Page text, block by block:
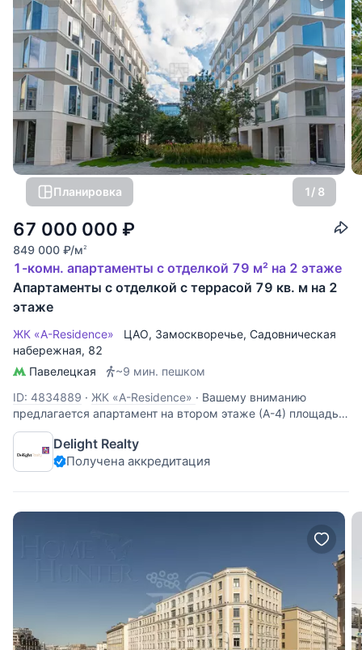
Планировка 1/ 8
67 000 000 ₽
849 000 ₽/м2
1-комн. апартаменты с отделкой 79 м² на 2 этаже
Апартаменты с отделкой с террасой 79 кв. м на 2
этаже
ЖК «A-Residence» ЦАО, Замоскворечье, Садовническая
набережная, 82
Павелецкая
~9 мин. пешком
ID: 4834889 · ЖК «A-Residence» · Вашему вниманию
предлагается апартамент на втором этаже (А-4) площадью
79 кв.м. с выходом на собственную террасу 24.5 кв.м.
Функциональная планировка: мастер-спальня с
просторной гардеробной, светлая кухня-гостиная с
Delight Realty
Получена аккредитация